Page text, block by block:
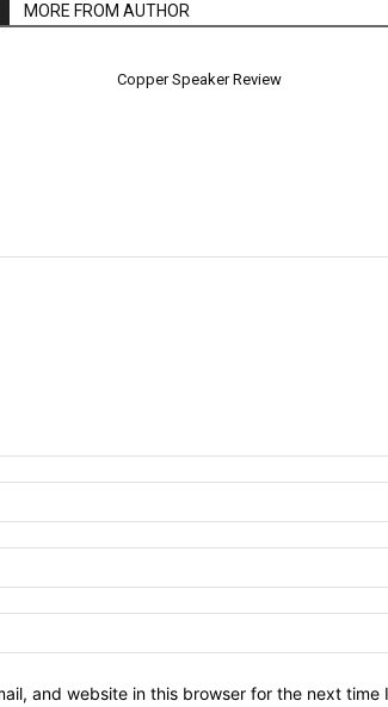
MORE FROM AUTHOR
Copper Speaker Review
and website in this browser for the next time